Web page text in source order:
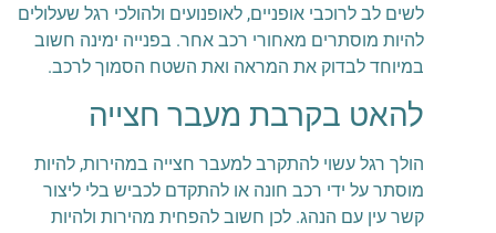
לשים לב לרוכבי אופניים, לאופנועים ולהולכי רגל שעלולים
להיות מוסתרים מאחורי רכב אחר. בפנייה ימינה חשוב
במיוחד לבדוק את המראה ואת השטח הסמוך לרכב.
להאט בקרבת מעבר חצייה
הולך רגל עשוי להתקרב למעבר חצייה במהירות, להיות
מוסתר על ידי רכב חונה או להתקדם לכביש בלי ליצור
קשר עין עם הנהג. לכן חשוב להפחית מהירות ולהיות